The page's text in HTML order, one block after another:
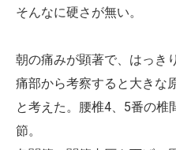
そんなに硬さが無い。
朝の痛みが顕著で、はっき
痛部から考察すると大きな
と考えた。腰椎4、5番の椎
節。